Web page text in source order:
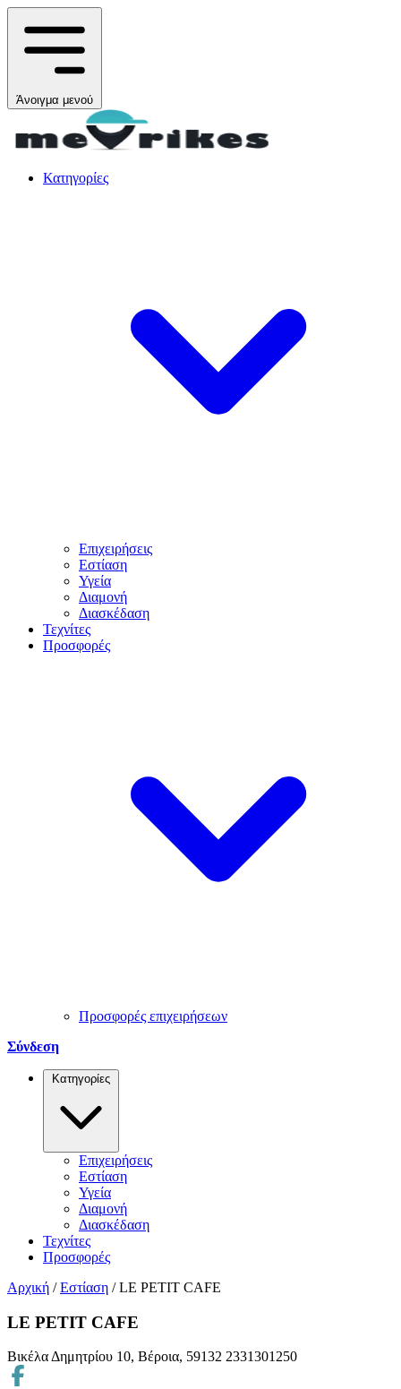
Άνοιγμα μενού
Κατηγορίες
Επιχειρήσεις
Εστίαση
Υγεία
Διαμονή
Διασκέδαση
Τεχνίτες
Προσφορές
Προσφορές επιχειρήσεων
Σύνδεση
Κατηγορίες
Επιχειρήσεις
Εστίαση
Υγεία
Διαμονή
Διασκέδαση
Τεχνίτες
Προσφορές
Αρχική / Εστίαση / LE PETIT CAFE
LE PETIT CAFE
Βικέλα Δημητρίου 10, Βέροια, 59132 2331301250